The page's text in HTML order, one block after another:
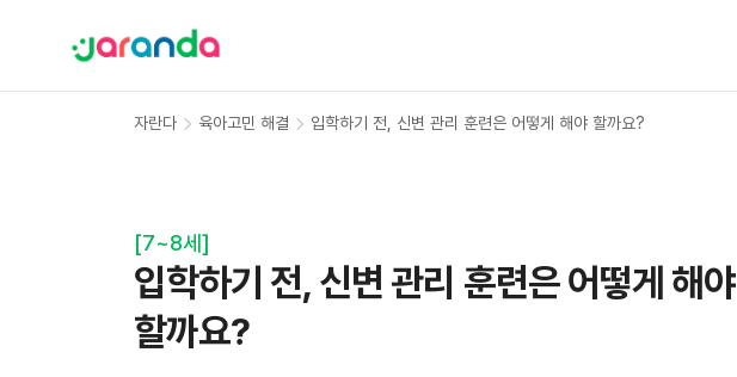
자란다 육아고민 해결 입학하기 전, 신변 관리 훈련은 어떻게 해야 할까요?
[7~8세 ]
입학하기 전, 신변 관리 훈련은 어떻게 해야
할까요?